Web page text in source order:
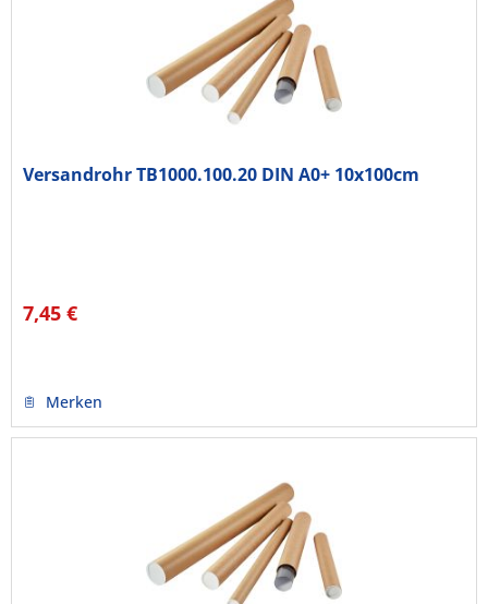
Versandrohr TB1000.100.20 DIN A0+ 10x100cm
7,45 €
Merken